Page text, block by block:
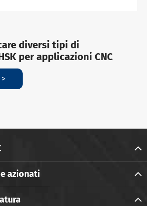
diversi tipi di
per applicazioni CNC
azionati